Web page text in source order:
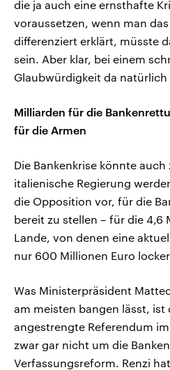
die ja auch eine ernsthafte
voraussetzen, wenn man
differenziert erklärt, müsste
sein. Aber klar, bei einem
Glaubwürdigkeit da natürlich
Milliarden für die
für die Armen
Die Bankenkrise könnte
italienische Regierung
die Opposition vor, für die
bereit zu stellen – für die 4,6
Lande, von denen eine
nur 600 Millionen Euro
Was Ministerpräsident
am meisten bangen lässt, ist
angestrengte Referendum
zwar gar nicht um die
Verfassungsreform. Renzi